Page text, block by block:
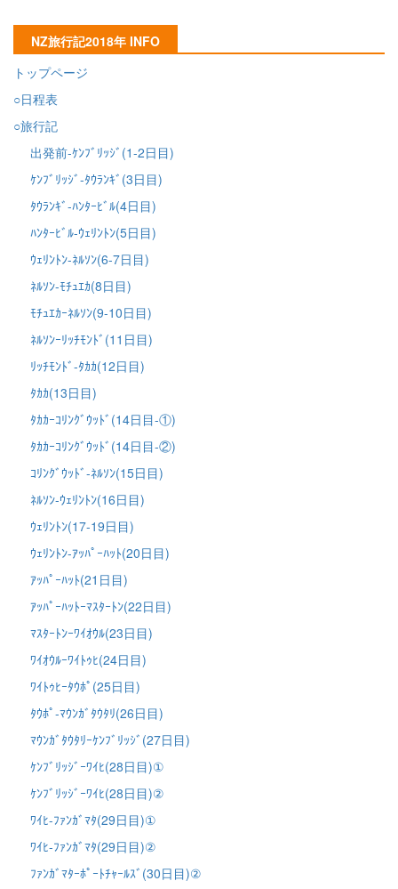
NZ旅行記2018年 INFO
トップページ
○日程表
○旅行記
出発前-ｹﾝﾌﾞﾘｯｼﾞ(1-2日目)
ｹﾝﾌﾞﾘｯｼﾞ-ﾀｳﾗﾝｷﾞ(3日目)
ﾀｳﾗﾝｷﾞ-ﾊﾝﾀｰﾋﾞﾙ(4日目)
ﾊﾝﾀｰﾋﾞﾙ-ｳｪﾘﾝﾄﾝ(5日目)
ｳｪﾘﾝﾄﾝ-ﾈﾙｿﾝ(6-7日目)
ﾈﾙｿﾝ-ﾓﾁｭｴｶ(8日目)
ﾓﾁｭｴｶｰﾈﾙｿﾝ(9-10日目)
ﾈﾙｿﾝｰﾘｯﾁﾓﾝﾄﾞ(11日目)
ﾘｯﾁﾓﾝﾄﾞ-ﾀｶｶ(12日目)
ﾀｶｶ(13日目)
ﾀｶｶｰｺﾘﾝｸﾞｳｯﾄﾞ(14日目-①)
ﾀｶｶｰｺﾘﾝｸﾞｳｯﾄﾞ(14日目-②)
ｺﾘﾝｸﾞｳｯﾄﾞ-ﾈﾙｿﾝ(15日目)
ﾈﾙｿﾝ-ｳｪﾘﾝﾄﾝ(16日目)
ｳｪﾘﾝﾄﾝ(17-19日目)
ｳｪﾘﾝﾄﾝ-ｱｯﾊﾟｰﾊｯﾄ(20日目)
ｱｯﾊﾟｰﾊｯﾄ(21日目)
ｱｯﾊﾟｰﾊｯﾄｰﾏｽﾀｰﾄﾝ(22日目)
ﾏｽﾀｰﾄﾝｰﾜｲｵｳﾙ(23日目)
ﾜｲｵｳﾙｰﾜｲﾄｩﾋ(24日目)
ﾜｲﾄｩﾋｰﾀｳﾎﾟ(25日目)
ﾀｳﾎﾟ-ﾏｳﾝｶﾞﾀｳﾀﾘ(26日目)
ﾏｳﾝｶﾞﾀｳﾀﾘｰｹﾝﾌﾞﾘｯｼﾞ(27日目)
ｹﾝﾌﾞﾘｯｼﾞｰﾜｲﾋ(28日目)①
ｹﾝﾌﾞﾘｯｼﾞｰﾜｲﾋ(28日目)②
ﾜｲﾋ-ﾌｧﾝｶﾞﾏﾀ(29日目)①
ﾜｲﾋ-ﾌｧﾝｶﾞﾏﾀ(29日目)②
ﾌｧﾝｶﾞﾏﾀｰﾎﾟｰﾄﾁｬｰﾙｽﾞ(30日目)②